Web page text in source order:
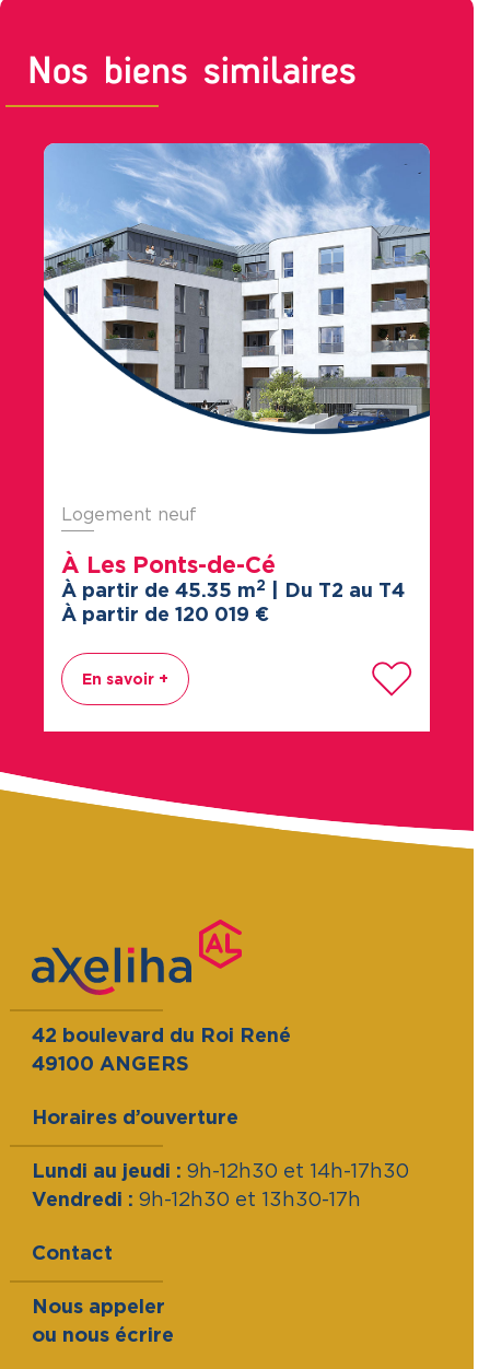
Nos biens similaires
Logement neuf
À Les Ponts-de-Cé
À partir de 45.35 m2
| Du T2 au T4
À partir de 120 019 €
En savoir +
42 boulevard du Roi René
49100 ANGERS
Horaires d’ouverture
Lundi au jeudi : 9h-12h30 et 14h-17h30
Vendredi : 9h-12h30 et 13h30-17h
Contact
Nous appeler
ou nous écrire